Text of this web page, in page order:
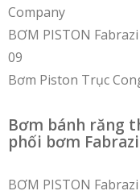
Company
BƠM PISTON
09
Bơm Piston Trục
Bơm bánh răng
phối bơm
BƠM PISTON